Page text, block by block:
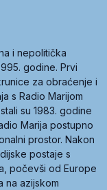
i nepolitička
godine. Prvi
za obraćenje i
s Radio Marijom
su 1983. godine
Marija postupno
prostor. Nakon
postaje s
počevši od Europe
na azijskom